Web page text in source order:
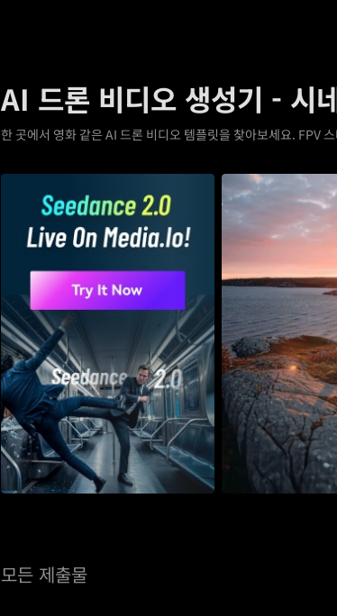
AI 드론 비디오 생성기 - 시
한 곳에서 영화 같은 AI 드론 비디오 템플릿을 찾아보세요. FPV
모든 제출물